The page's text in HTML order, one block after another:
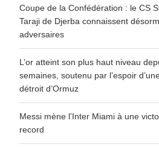
Coupe de la Confédération : le CS
Taraji de Djerba connaissent
adversaires
L’or atteint son plus haut niveau
semaines, soutenu par l’espoir
détroit d’Ormuz
Messi mène l’Inter Miami à une
record